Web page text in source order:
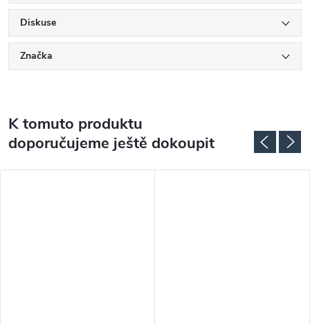
Diskuse
Značka
K tomuto produktu
doporučujeme ještě dokoupit